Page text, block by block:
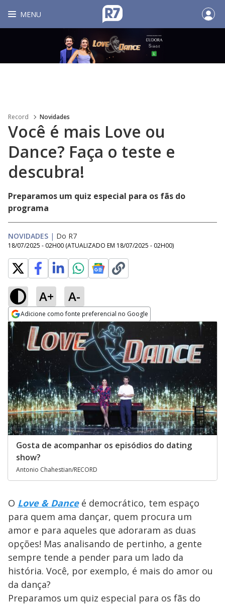
MENU
Record Novidades
Você é mais Love ou
Dance? Faça o teste e
descubra!
Preparamos um quiz especial para os fãs do
programa
NOVIDADES | Do R7
18/07/2025 - 02H00 (ATUALIZADO EM 18/07/2025 - 02H00)
A+ A-
Adicione como fonte preferencial no Google
Opens in new window
Gosta de acompanhar os episódios do dating
show?
Antonio Chahestian/RECORD
O Love & Danceé democrático, tem espaço
para quem ama dançar, quem procura um
amor e para aqueles que adoraram as duas
opções! Mas analisando de pertinho, a gente
sempre tende a pender para um lado da
história. Você, por exemplo, é mais do amor ou
da dança?
Preparamos um quiz especial para os fãs do